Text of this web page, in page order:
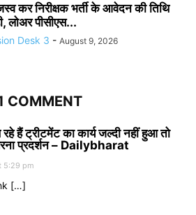
कर निरीक्षक भर्ती के आवेदन की तिथि
लोअर पीसीएस...
Desk 3 - August 9, 2026
COMMENT
हैं ट्रीटमेंट का कार्य जल्दी नहीं हुआ तो
प्रदर्शन – Dailybharat
5:29 pm
[…]